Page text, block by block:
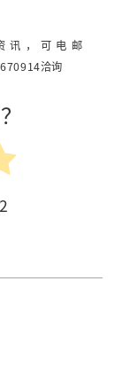
讯，可电邮
洽询
2